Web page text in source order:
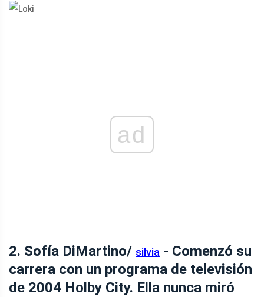
ad
2. Sofía DiMartino/ silvia - Comenzó su
carrera con un programa de televisión
de 2004 Holby City. Ella nunca miró